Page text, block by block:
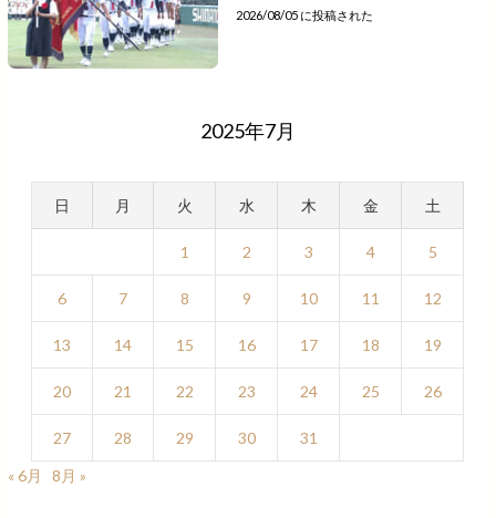
2026/08/05 に投稿された
2025年7月
日 月 火 水 木 金 土
1 2 3 4 5
6 7 8 9 10 11 12
13 14 15 16 17 18 19
20 21 22 23 24 25 26
27 28 29 30
31
« 6月
8月 »